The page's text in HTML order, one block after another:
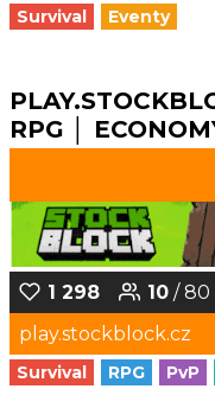
Survival Eventy
RPG │
1 298 10 / 80
play.stockblock.cz
Survival RPG PvP